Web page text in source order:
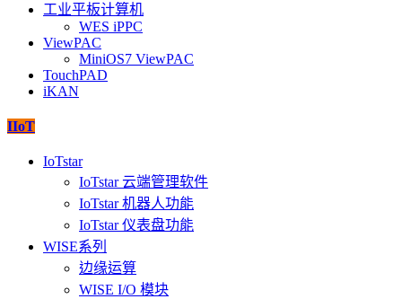
工业平板计算机
WES iPPC
ViewPAC
MiniOS7 ViewPAC
TouchPAD
iKAN
IIoT
IoTstar
IoTstar 云端管理软件
IoTstar 机器人功能
IoTstar 仪表盘功能
WISE系列
边缘运算
WISE I/O 模块